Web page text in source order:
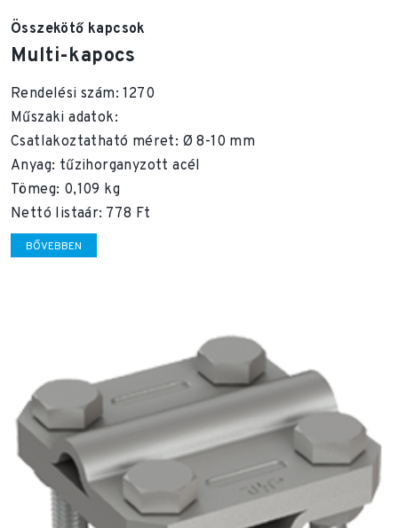
Összekötő kapcsok
Multi-kapocs
Rendelési szám: 1270
Műszaki adatok:
Csatlakoztatható méret: Ø 8-10 mm
Anyag: tűzihorganyzott acél
Tömeg: 0,109 kg
Nettó listaár: 778 Ft
BŐVEBBEN